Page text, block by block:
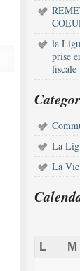
la
prise
fiscale
La
La
L M